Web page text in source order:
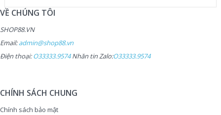
VỀ CHÚNG TÔI
SHOP88.VN
Email:admin@shop88.vn
Điện thoại:O33333.9574Nhăn tin Zalo:O33333.9574
CHÍNH SÁCH CHUNG
Chính sách bảo mật